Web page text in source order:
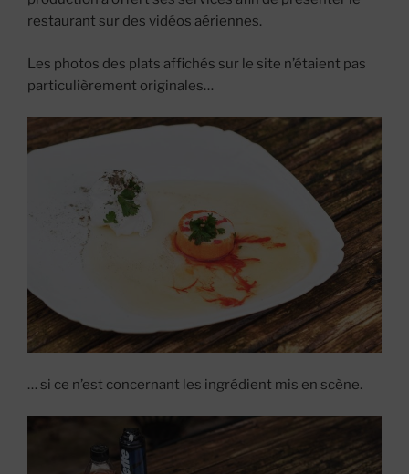
restaurant sur des vidéos aériennes.
Les photos des plats affichés sur le site n’étaient pas
particulièrement originales…
… si ce n’est concernant les ingrédient mis en scène.